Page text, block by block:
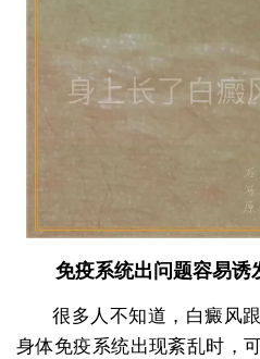
免疫系统出问题容易诱
很多人不知道，白癜风
身体免疫系统出现紊乱时，